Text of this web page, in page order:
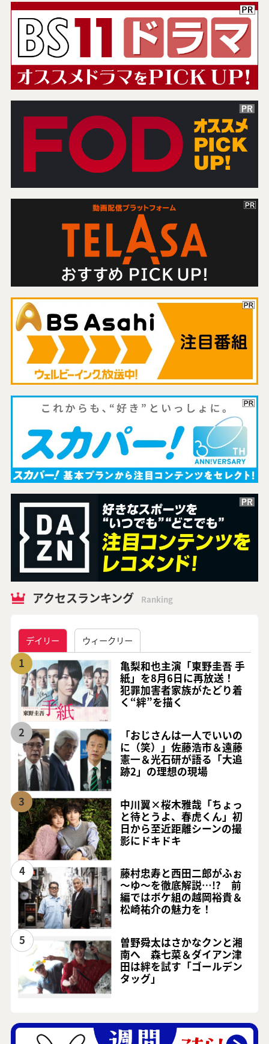
アクセスランキング Ranking
デイリー ウィークリー
1
亀梨和也主演「東野圭吾 手
紙」を8月6日に再放送！
犯罪加害者家族がたどり着
く“絆”を描く
2
「おじさんは一人でいいの
に（笑）」佐藤浩市＆遠藤
憲一＆光石研が語る「大追
跡2」の理想の現場
3
中川翼×桜木雅哉「ちょっ
と待とうよ、春虎くん」初
日から至近距離シーンの撮
影にドキドキ
4
藤村忠寿と西田二郎がふぉ
～ゆ～を徹底解説…!? 前
編ではボケ組の越岡裕貴＆
松崎祐介の魅力を！
5
曽野舜太はさかなクンと湘
南へ 森七菜＆ダイアン津
田は絆を試す「ゴールデン
タッグ」